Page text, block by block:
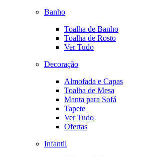
Banho
Toalha de Banho
Toalha de Rosto
Ver Tudo
Decoração
Almofada e Capas
Toalha de Mesa
Manta para Sofá
Tapete
Ver Tudo
Ofertas
Infantil